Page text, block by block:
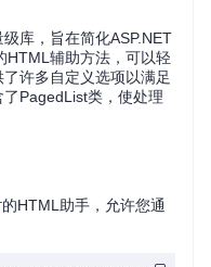
库，旨在简化ASP.NET
HTML辅助方法，可以轻
许多自定义选项以满足
PagedList类，使处理
的HTML助手，允许您通